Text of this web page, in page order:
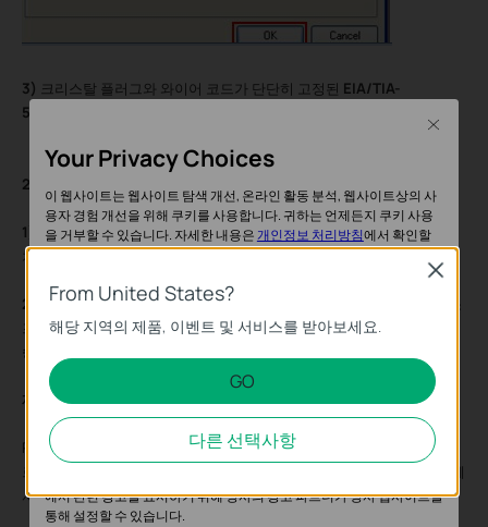
3) 크리스탈 플러그와 와이어 코드가 단단히 고정된 EIA/TIA-
568EIA/TIA-568
2단계
1)
두 대의 PC를 케이블로 스위치에 연결하고 스위치에서 다른 모든 장
치를 분리합니다.
2) 두 PC에 파일 전송 소프트웨어(예: Dukto R6)를 다운로드하고 이 소
프트웨어를 실행한 후 두 PC 간에 동영상 또는 파일 전송을 시작하고
송 속도를 확인
제안 :
PC가 라우터에 직접 연결되었을 때전송 속도
보다 빠
르면----스위치가 정상적으로 작동하는 것입니다----그리고
에
서 몇 가지 정보를 확인해야 합니다.
From United States?
해당 지역의 제품, 이벤트 및 서비스를 받아보세요.
GO
다른 선택사항
Close
Your Privacy Choices
이 웹사이트는 웹사이트 탐색 개선, 온라인 활동 분석, 웹사이트상의 사
용자 경험 개선을 위해 쿠키를 사용합니다. 귀하는 언제든지 쿠키 사용
을 거부할 수 있습니다. 자세한 내용은개인정보 처리방침에서 확인할
수 있습니다.
기본 쿠키
이 쿠키는 웹사이트가 작동하는 데 필요하며 사용자의 시스템에서 비활
분석 및 마케팅 쿠키
분석 쿠키는 웹사이트의 기능을 개선하고 조정하기 위해 웹사이트에서
의 사용자 활동을 분석하는 데 사용하는 쿠키입니다.
에서 관련 광고를 표시하기 위해 당사의 광고 파트너가 당사 웹사이트를
통해 설정할 수 있습니다.
Close